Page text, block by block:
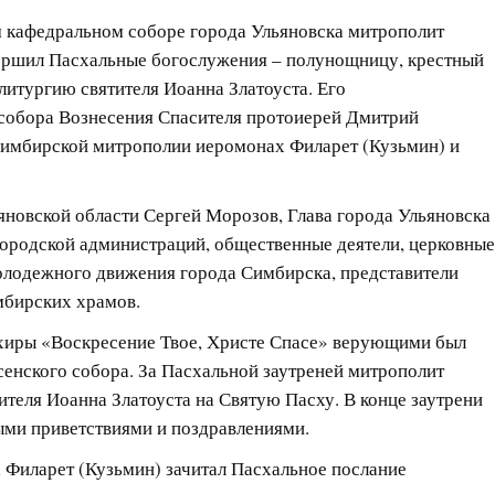
соборе города Ульяновска митрополит
Пасхальные богослужения – полунощницу, крестный
святителя Иоанна Златоуста. Его
Вознесения Спасителя протоиерей Дмитрий
митрополии иеромонах Филарет (Кузьмин) и
области Сергей Морозов, Глава города Ульяновска
администраций, общественные деятели, церковные
движения города Симбирска, представители
храмов.
«Воскресение Твое, Христе Спасе» верующими был
собора. За Пасхальной заутреней митрополит
Иоанна Златоуста на Святую Пасху. В конце заутрени
приветствиями и поздравлениями.
(Кузьмин) зачитал Пасхальное послание